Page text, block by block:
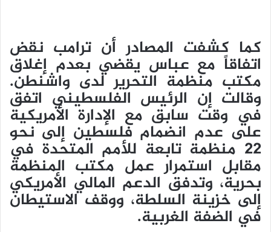
كما كشفت المصادر أن ترامب نقض
اتفاقاً مع عباس يقضي بعدم إغلاق
مكتب منظمة التحرير لدى واشنطن.
وقالت إن الرئيس الفلسطيني اتفق
في وقت سابق مع الإدارة الأمريكية
على عدم انضمام فلسطين إلى نحو
22 منظمة تابعة للأمم المتحدة في
مقابل استمرار عمل مكتب المنظمة
بحرية، وتدفق الدعم المالي الأمريكي
إلى خزينة السلطة، ووقف الاستيطان
في الضفة الغربية.